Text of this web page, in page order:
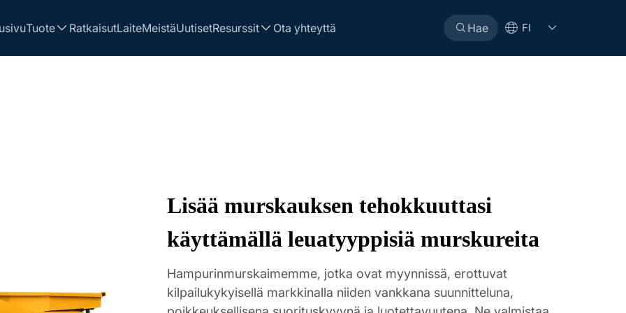
Tuote RatkaisutLaiteMeistäUutisetResurssit Ota yhteyttä Hae FI
Lisää murskauksen tehokkuuttasi
käyttämällä leuatyyppisiä murskureita
Hampurinmurskaimemme, jotka ovat myynnissä, erottuvat
kilpailukykyisellä markkinalla niiden vankkana suunnitteluna,